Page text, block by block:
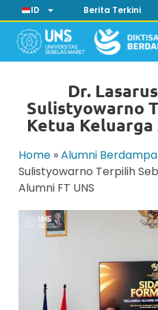
ID Berita Terkini
Dr.
Sulistyowarno
Ketua Keluarga
Home »Alumni
Sulistyowarno Terpilih
Alumni FT UNS